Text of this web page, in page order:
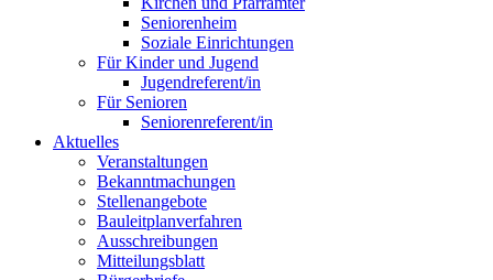
Seniorenheim
Soziale Einrichtungen
Für Kinder und Jugend
Jugendreferent/in
Für Senioren
Seniorenreferent/in
Aktuelles
Veranstaltungen
Bekanntmachungen
Stellenangebote
Bauleitplanverfahren
Ausschreibungen
Mitteilungsblatt